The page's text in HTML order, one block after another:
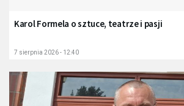
Karol Formela o sztuce, teatrze i pasji
7 sierpnia 2026 - 12:40